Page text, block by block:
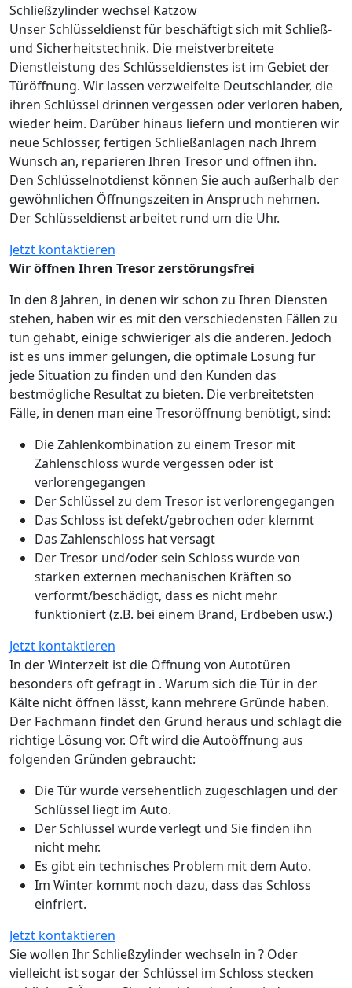
Schließzylinder wechsel Katzow
Unser Schlüsseldienst für beschäftigt sich mit Schließ-
und Sicherheitstechnik. Die meistverbreitete
Dienstleistung des Schlüsseldienstes ist im Gebiet der
Türöffnung. Wir lassen verzweifelte Deutschlander, die
ihren Schlüssel drinnen vergessen oder verloren haben,
wieder heim. Darüber hinaus liefern und montieren wir
neue Schlösser, fertigen Schließanlagen nach Ihrem
Wunsch an, reparieren Ihren Tresor und öffnen ihn.
Den Schlüsselnotdienst können Sie auch außerhalb der
gewöhnlichen Öffnungszeiten in Anspruch nehmen.
Der Schlüsseldienst arbeitet rund um die Uhr.
Jetzt kontaktieren
Wir öffnen Ihren Tresor zerstörungsfrei
In den 8 Jahren, in denen wir schon zu Ihren Diensten
stehen, haben wir es mit den verschiedensten Fällen zu
tun gehabt, einige schwieriger als die anderen. Jedoch
ist es uns immer gelungen, die optimale Lösung für
jede Situation zu finden und den Kunden das
bestmögliche Resultat zu bieten. Die verbreitetsten
Fälle, in denen man eine Tresoröffnung benötigt, sind:
Die Zahlenkombination zu einem Tresor mit
Zahlenschloss wurde vergessen oder ist
verlorengegangen
Der Schlüssel zu dem Tresor ist verlorengegangen
Das Schloss ist defekt/gebrochen oder klemmt
Das Zahlenschloss hat versagt
Der Tresor und/oder sein Schloss wurde von
starken externen mechanischen Kräften so
verformt/beschädigt, dass es nicht mehr
funktioniert (z.B. bei einem Brand, Erdbeben usw.)
Jetzt kontaktieren
In der Winterzeit ist die Öffnung von Autotüren
besonders oft gefragt in . Warum sich die Tür in der
Kälte nicht öffnen lässt, kann mehrere Gründe haben.
Der Fachmann findet den Grund heraus und schlägt die
richtige Lösung vor. Oft wird die Autoöffnung aus
folgenden Gründen gebraucht:
Die Tür wurde versehentlich zugeschlagen und der
Schlüssel liegt im Auto.
Der Schlüssel wurde verlegt und Sie finden ihn
nicht mehr.
Es gibt ein technisches Problem mit dem Auto.
Im Winter kommt noch dazu, dass das Schloss
einfriert.
Jetzt kontaktieren
Sie wollen Ihr Schließzylinder wechseln in ? Oder
vielleicht ist sogar der Schlüssel im Schloss stecken